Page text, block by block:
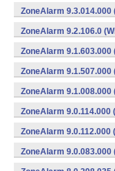
ZoneAlarm 9.3.014.000
ZoneAlarm 9.2.106.0
ZoneAlarm 9.1.603.000
ZoneAlarm 9.1.507.000
ZoneAlarm 9.1.008.000
ZoneAlarm 9.0.114.000
ZoneAlarm 9.0.112.000
ZoneAlarm 9.0.083.000